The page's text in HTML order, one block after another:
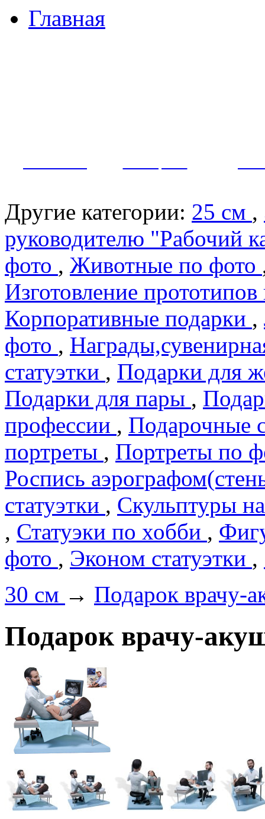
Главная
Другие категории: 25 см ,
руководителю "Рабочий
фото , Животные по фото
Изготовление
Корпоративные подарки ,
фото ,
статуэтки , Подарки для
Подарки для пары ,
профеcсии , Подарочные
портреты , Портреты по
Роспись
статуэтки , Скульптуры
, Статуэки по хобби ,
фото , Эконом статуэтки ,
30 см → Подарок врачу-
Подарок врачу-